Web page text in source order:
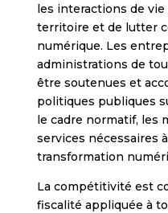
les interactions de
territoire et de lutter
numérique. Les
administrations de
être soutenues et
politiques publiques
le cadre normatif, les
services nécessaires
transformation
La compétitivité est
fiscalité appliquée à